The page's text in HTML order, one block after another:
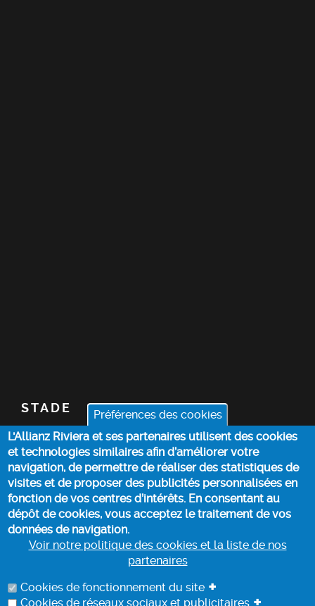
Préférences des cookies
L'Allianz Riviera et ses partenaires utilisent des cookies
et technologies similaires afin d’améliorer votre
navigation, de permettre de réaliser des statistiques de
visites et de proposer des publicités personnalisées en
fonction de vos centres d’intérêts. En consentant au
dépôt de cookies, vous acceptez le traitement de vos
données de navigation.
Voir notre politique des cookies et la liste de nos
partenaires
Cookies de fonctionnement du site +
Cookies de réseaux sociaux et publicitaires
STADE
BILLETTERIE
ACTUALITÉS
INFOS PRATIQUES